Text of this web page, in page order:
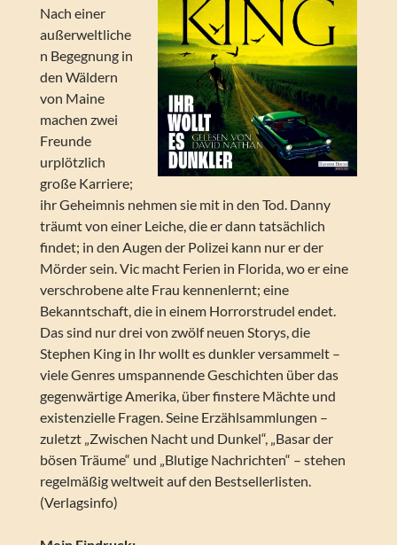
Nach einer
außerweltliche
n Begegnung in
den Wäldern
von Maine
machen zwei
Freunde
urplötzlich
große Karriere;
ihr Geheimnis nehmen sie mit in den Tod. Danny
träumt von einer Leiche, die er dann tatsächlich
findet; in den Augen der Polizei kann nur er der
Mörder sein. Vic macht Ferien in Florida, wo er eine
verschrobene alte Frau kennenlernt; eine
Bekanntschaft, die in einem Horrorstrudel endet.
Das sind nur drei von zwölf neuen Storys, die
Stephen King in Ihr wollt es dunkler versammelt –
viele Genres umspannende Geschichten über das
gegenwärtige Amerika, über finstere Mächte und
existenzielle Fragen. Seine Erzählsammlungen –
zuletzt „Zwischen Nacht und Dunkel“, „Basar der
bösen Träume“ und „Blutige Nachrichten“ – stehen
regelmäßig weltweit auf den Bestsellerlisten.
(Verlagsinfo)